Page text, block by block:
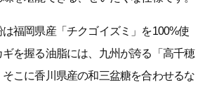
福岡県産「チクゴイズミ」を100%使
を握る油脂には、九州が誇る「高千穂
こに香川県産の和三盆糖を合わせるな